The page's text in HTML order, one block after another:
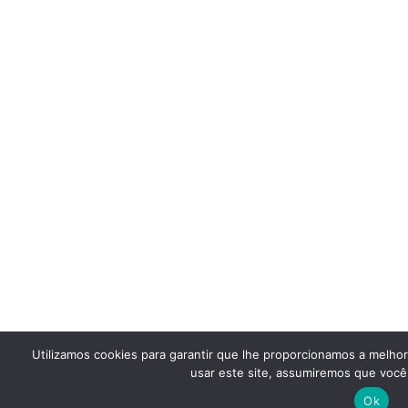
Utilizamos cookies para garantir que lhe proporcionamos a
usar este site, assumiremos que
Ok